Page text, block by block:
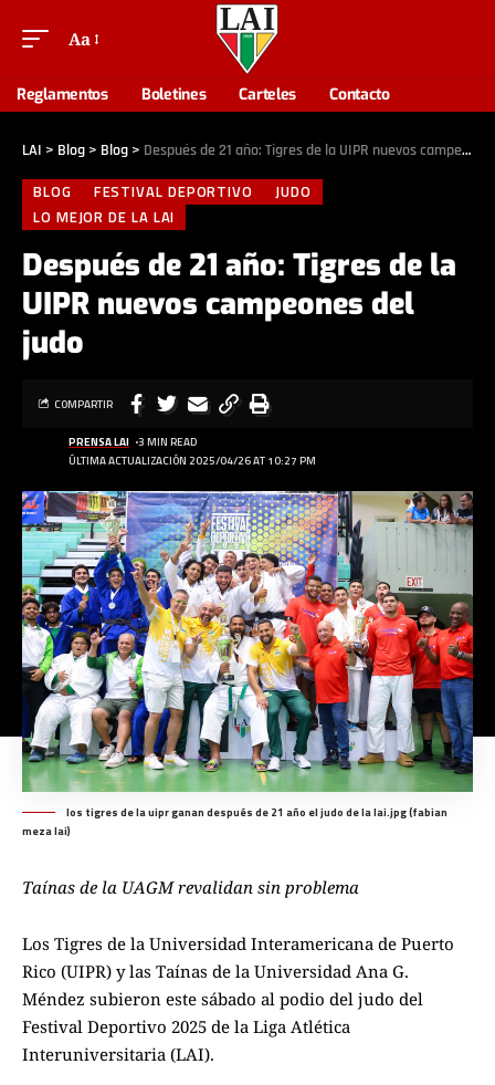
Aa
Reglamentos Boletines Carteles Contacto
LAI > Blog > Blog > Después de 21 año: Tigres de la UIPR nuevos campeones del judo
BLOG FESTIVAL DEPORTIVO
JUDO
LO MEJOR DE LA LAI
Después de 21 año: Tigres de la
UIPR nuevos campeones del
judo
ÚLTIMA ACTUALIZACIÓN 2025/04/26 AT 10:27 PM
PRENSA LAI 3 MIN READ
COMPARTIR
los tigres de la uipr ganan después de 21 año el judo de la lai.jpg (fabian
meza lai)
Taínas de la UAGM revalidan sin problema
Los Tigres de la Universidad Interamericana de Puerto
Rico (UIPR) y las Taínas de la Universidad Ana G.
Méndez subieron este sábado al podio del judo del
Festival Deportivo 2025 de la Liga Atlética
Interuniversitaria (LAI).